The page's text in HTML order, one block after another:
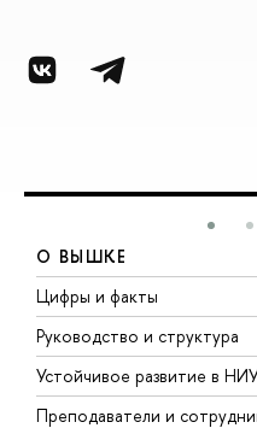
О ВЫШКЕ
Цифры и факты
Руководство и структура
Устойчивое развитие в
Преподаватели и